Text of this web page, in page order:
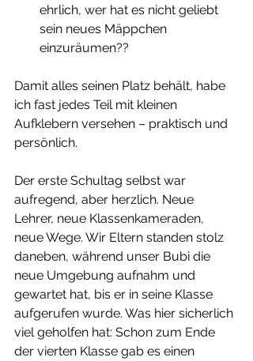
ehrlich, wer hat es nicht geliebt
sein neues Mäppchen
einzuräumen??
Damit alles seinen Platz behält, habe
ich fast jedes Teil mit kleinen
Aufklebern versehen – praktisch und
persönlich.
Der erste Schultag selbst war
aufregend, aber herzlich. Neue
Lehrer, neue Klassenkameraden,
neue Wege. Wir Eltern standen stolz
daneben, während unser Bubi die
neue Umgebung aufnahm und
gewartet hat, bis er in seine Klasse
aufgerufen wurde. Was hier sicherlich
viel geholfen hat: Schon zum Ende
der vierten Klasse gab es einen